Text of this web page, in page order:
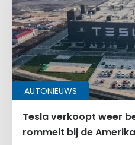
AUTONIEUWS
Tesla verkoopt weer
rommelt bij de